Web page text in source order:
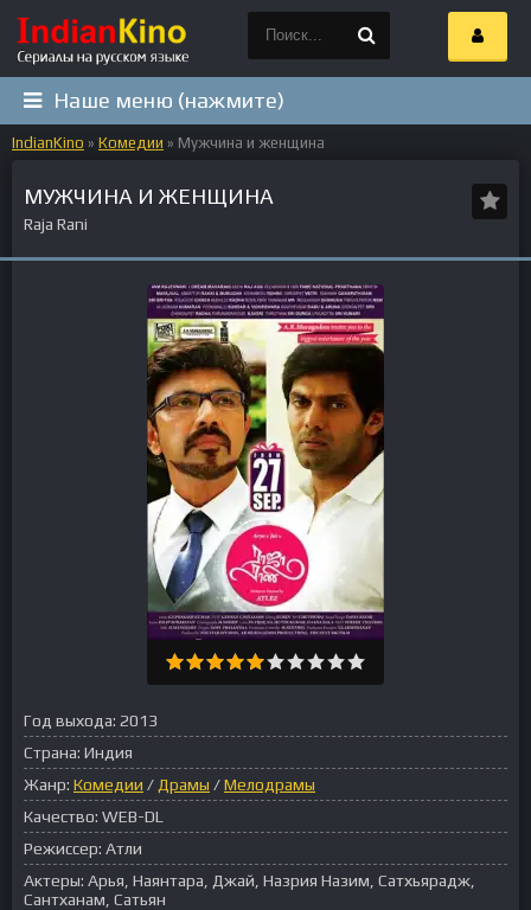
Наше меню (нажмите)
IndianKino » Комедии » Мужчина и женщина
МУЖЧИНА И ЖЕНЩИНА
Raja Rani
Год выхода: 2013
Страна: Индия
Жанр: Комедии / Драмы /Мелодрамы
Качество: WEB-DL
Режиссер: Атли
Актеры: Арья, Наянтара, Джай, Назрия Назим, Сатхьярадж,
Сантханам, Сатьян